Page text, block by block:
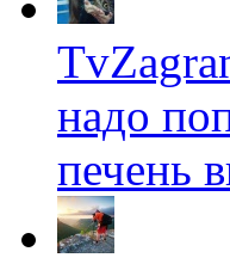
надо
печень